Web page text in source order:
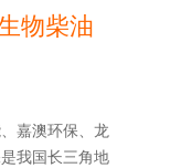
物柴油
嘉澳环保、龙
我国长三角地